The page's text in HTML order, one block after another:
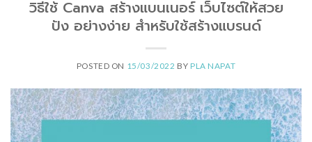
วิธีใช้ Canva สร้างแบนเนอร์ เว็บไซต์ให้สวย
ปัง อย่างง่าย สำหรับใช้สร้างแบรนด์
POSTED ON 15/03/2022 BY PLA NAPAT